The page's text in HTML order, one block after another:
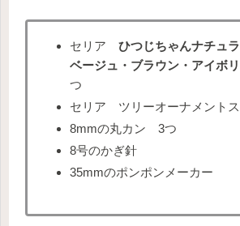
セリア ひつじちゃんナチュ
ベージュ・ブラウン・アイボ
つ
セリア ツリーオーナメント
8mmの丸カン 3つ
8号のかぎ針
35mmのポンポンメーカー